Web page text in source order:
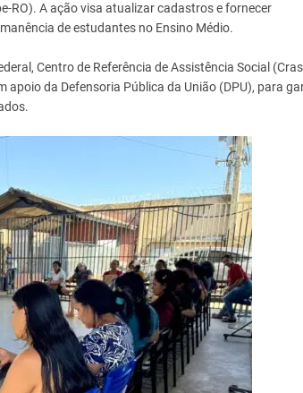
RO). A ação visa atualizar cadastros e fornecer
de estudantes no Ensino Médio.
Centro de Referência de Assistência Social
da Defensoria Pública da União (DPU), para